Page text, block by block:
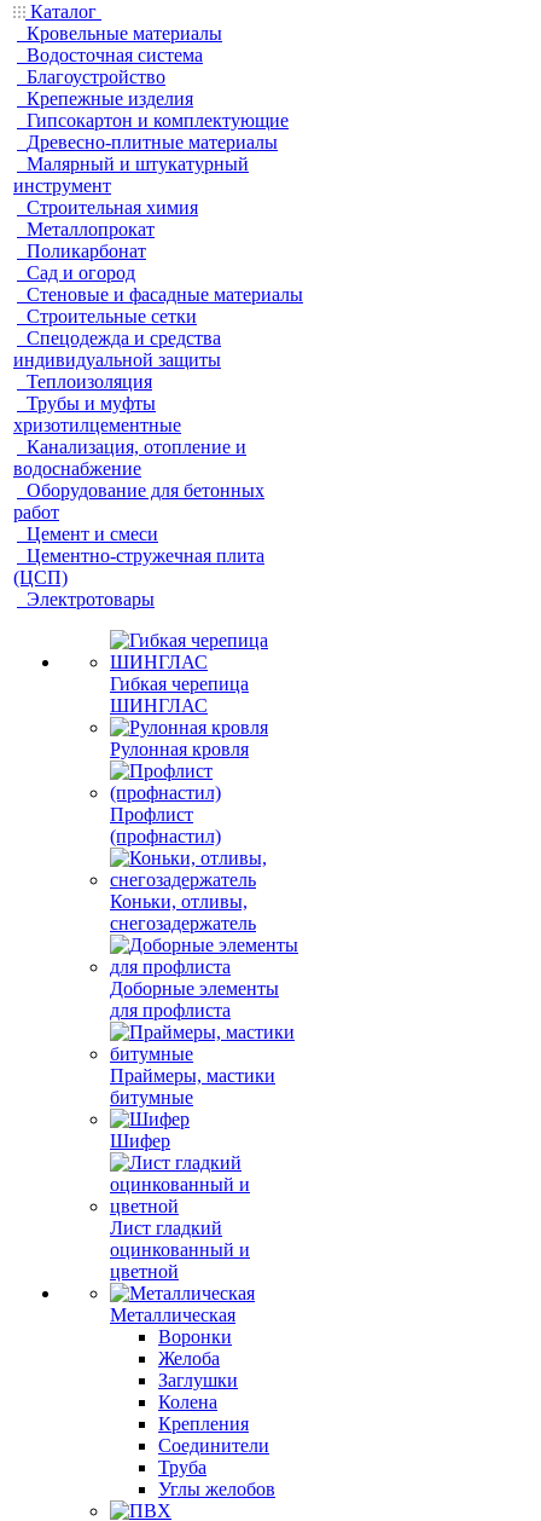
Каталог
Кровельные материалы
Водосточная система
Благоустройство
Крепежные изделия
Гипсокартон и комплектующие
Древесно-плитные материалы
Малярный и штукатурный
инструмент
Строительная химия
Металлопрокат
Поликарбонат
Сад и огород
Стеновые и фасадные материалы
Строительные сетки
Спецодежда и средства
индивидуальной защиты
Теплоизоляция
Трубы и муфты
хризотилцементные
Канализация, отопление и
водоснабжение
Оборудование для бетонных
работ
Цемент и смеси
Цементно-стружечная плита
(ЦСП)
Электротовары
Гибкая черепица
ШИНГЛАС
Рулонная кровля
Профлист
(профнастил)
Коньки, отливы,
снегозадержатель
Доборные элементы
для профлиста
Праймеры, мастики
битумные
Шифер
Лист гладкий
оцинкованный и
цветной
Металлическая
Воронки
Желоба
Заглушки
Колена
Крепления
Соединители
Труба
Углы желобов